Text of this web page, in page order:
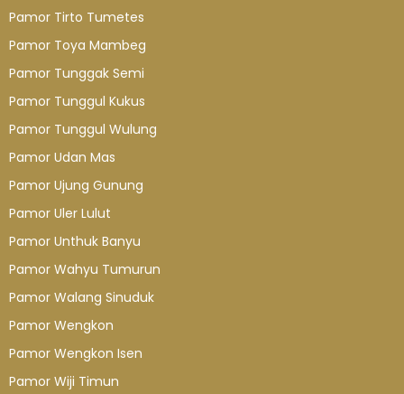
Pamor Tirto Tumetes
Pamor Toya Mambeg
Pamor Tunggak Semi
Pamor Tunggul Kukus
Pamor Tunggul Wulung
Pamor Udan Mas
Pamor Ujung Gunung
Pamor Uler Lulut
Pamor Unthuk Banyu
Pamor Wahyu Tumurun
Pamor Walang Sinuduk
Pamor Wengkon
Pamor Wengkon Isen
Pamor Wiji Timun